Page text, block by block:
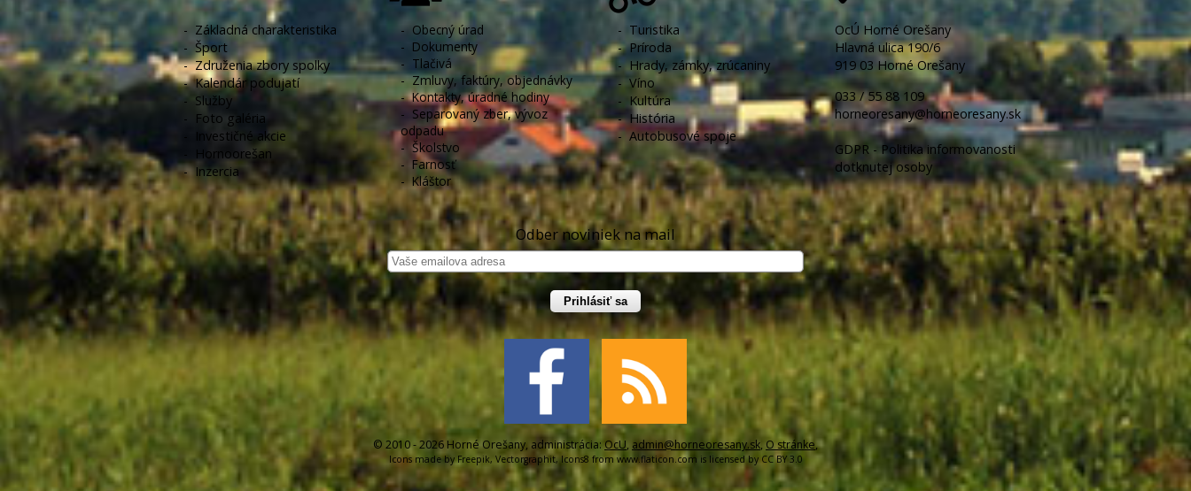
- Základná charakteristika
- Šport
-Združenia zbory spolky
-Kalendár podujatí
- Služby
- Foto galéria
-
Investičné akcie
Hornoorešan
-Inzercia
- Obecný úrad
- Dokumenty
- Tlačivá
-Zmluvy, faktúry, objednávky
-Kontakty, úradné hodiny
- Separovaný zber, vývoz
odpadu
-Školstvo
-Farnosť
-Kláštor
- Turistika
-Príroda
-Hrady, zámky, zrúcaniny
-Víno
- Kultúra
-História
-Autobusové spoje
OcÚ Horné Orešany
Hlavná ulica 190/6
919 03 Horné Orešany
033 / 55 88 109
horneoresany@horneoresany.sk
GDPR - Politika informovanosti
dotknutej osoby
Odber noviniek na mail
Prihlásiť sa
© 2010 - 2026 Horné Orešany, administrácia: OcU, admin@horneoresany.sk, O stránke,
Icons made byFreepik, Vectorgraphit, Icons8 from www.flaticon.com is licensed by CC BY 3.0